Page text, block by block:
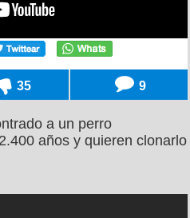
35 9
a un perro
años y quieren clonarlo